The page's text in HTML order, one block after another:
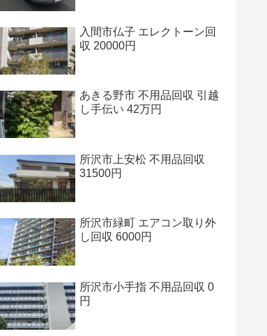
入間市仏子 エレクトーン回
収 20000円
あきる野市 不用品回収 引越
し手伝い 42万円
所沢市上安松 不用品回収
31500円
所沢市緑町 エアコン取り外
し回収 6000円
所沢市小手指 不用品回収 0
円